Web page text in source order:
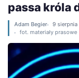
passa króla
Adam Begier 9 sierpnia
fot. materiały prasowe